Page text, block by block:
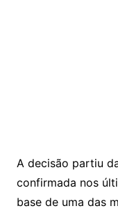
A decisão partiu
confirmada nos
base de uma das